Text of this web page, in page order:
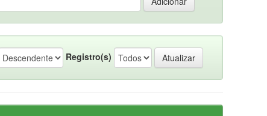
Registro(s)